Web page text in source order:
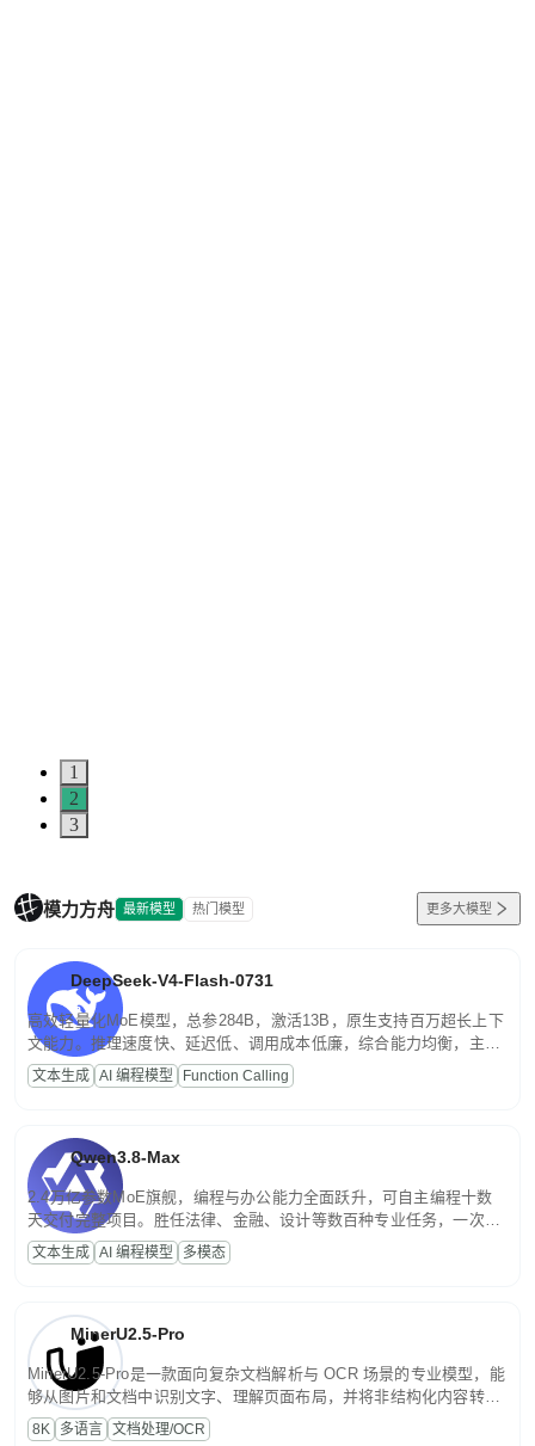
1
2
3
模力方舟 最新模型 热门模型 更多大模型
DeepSeek-V4-Flash-0731
高效轻量化MoE模型，总参284B，激活13B，原生支持百万超长上下
文能力。推理速度快、延迟低、调用成本低廉，综合能力均衡，主打
高并发、轻量化任务，适合日常对话、内容创作、基础 RAG、批量
文案处理等普惠刚需场景。
文本生成 AI 编程模型 Function Calling
Qwen3.8-Max
2.4万亿参数MoE旗舰，编程与办公能力全面跃升，可自主编程十数
天交付完整项目。胜任法律、金融、设计等数百种专业任务，一次对
话端到端交付生产级成果。原生视觉理解贯穿规划、执行与验证全流
程，支持超长文档与长视频的深度语义解析。长程任务中自主规划与
文本生成 AI 编程模型 多模态
MinerU2.5-Pro
MinerU2.5-Pro是一款面向复杂文档解析与 OCR 场景的专业模型，能
够从图片和文档中识别文字、理解页面布局，并将非结构化内容转换
为便于存储、检索和二次处理的结构化结果。
8K 多语言 文档处理/OCR